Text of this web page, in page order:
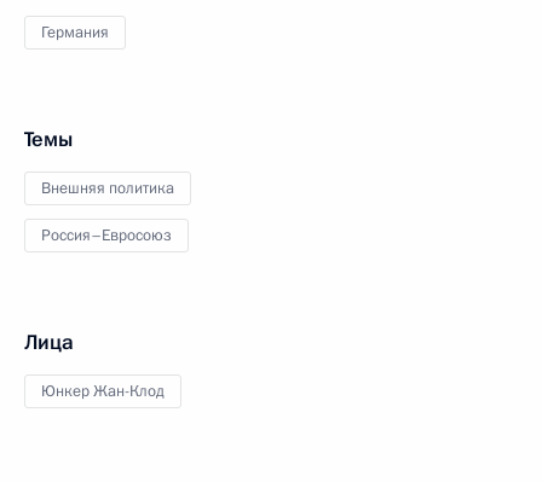
Германия
Темы
Внешняя политика
Россия–Евросоюз
Лица
Юнкер Жан-Клод